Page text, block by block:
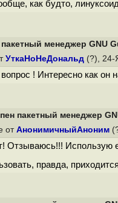
как будто,
менеджер GNU
УткаНоНеДональд (?), 24-
! Интересно как он
пакетный менеджер
от АнонимичныйАноним
Отзываюсь!!! Использую
правда,